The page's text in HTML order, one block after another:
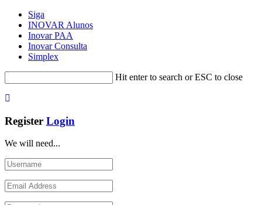
Siga
INOVAR Alunos
Inovar PAA
Inovar Consulta
Simplex
Hit enter to search or ESC to close
Register Login
We will need...